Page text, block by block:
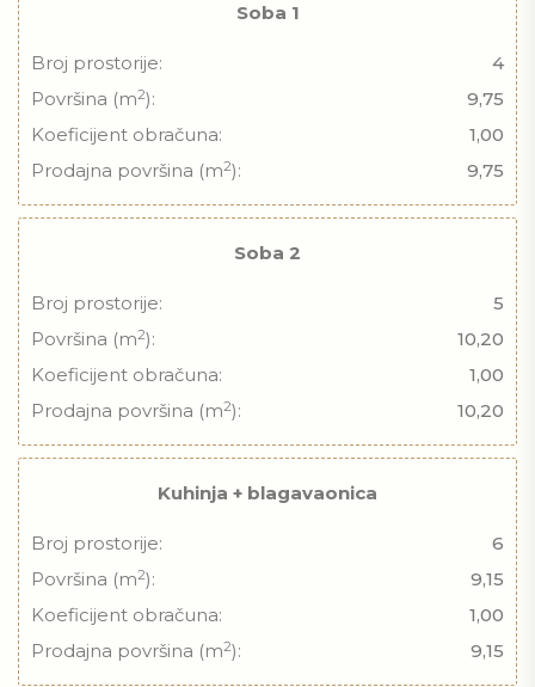
Soba 1
Broj prostorije:
4
Površina (m2):
9,75
Koeficijent obračuna:
1,00
Prodajna površina (m2): 9,75
Soba 2
Broj prostorije:
5
Površina (m2):
10,20
Koeficijent obračuna:
1,00
Prodajna površina (m2): 10,20
Kuhinja + blagavaonica
Broj prostorije:
6
Površina (m2):
9,15
Koeficijent obračuna:
1,00
Prodajna površina (m2): 9,15